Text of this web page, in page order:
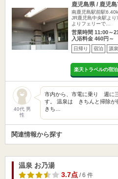
鹿児島県 / 鹿児
南鹿児島駅前駅
JR鹿児島中央駅よ
よりフェリーで…
営業時間 11:00～
入浴料金 460円～
日帰り 宿泊 源
楽天トラベルの宿
40代 男
性
市内から、市電に乗り 週に
す。 温泉は きちんと掃除
きち…
関連情報から探す
温泉 お乃湯
3.7点/ 6 件